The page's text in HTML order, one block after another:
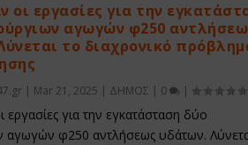
οι εργασίες για την
αγωγών φ250
το διαχρονικό
| Mar 21, 2025 | ΔΗΜΟΣ | 0 |
εργασίες για την εγκατάσταση δύο
αγωγών φ250 αντλήσεως υδάτων.